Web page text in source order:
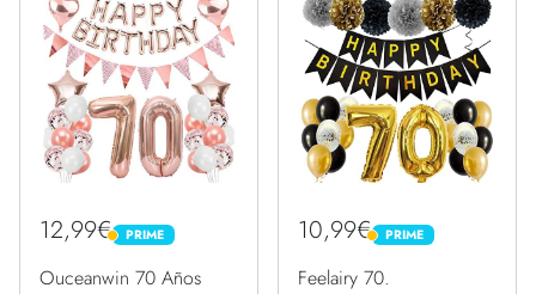
Fiestas de 70...
12,99€ PRIME
PRIME
Ouceanwin 70 Años
10,99€ PRIME
PRIME
Feelairy 70.